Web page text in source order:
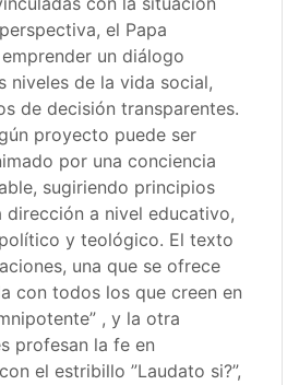
el Papa
un diálogo
niveles de la vida social,
de decisión transparentes.
proyecto puede ser
por una conciencia
sugiriendo principios
dirección a nivel educativo,
y teológico. El texto
una que se ofrece
con todos los que creen en
, y la otra
profesan la fe en
el estribillo ”Laudato si?”,